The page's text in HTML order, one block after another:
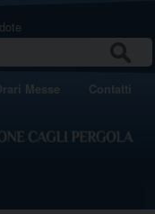
Messe Contatti